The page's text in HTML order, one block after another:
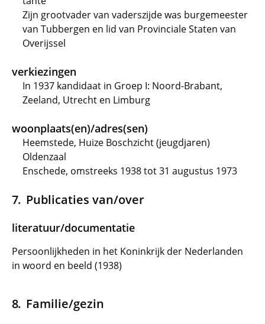
Zijn grootvader van vaderszijde was burgemeester
van Tubbergen en lid van Provinciale Staten van
Overijssel
verkiezingen
In 1937 kandidaat in Groep I: Noord-Brabant,
Zeeland, Utrecht en Limburg
woonplaats(en)/adres(sen)
Heemstede, Huize Boschzicht (jeugdjaren)
Oldenzaal
Enschede, omstreeks 1938 tot 31 augustus 1973
Publicaties van/over
literatuur/documentatie
Persoonlijkheden in het Koninkrijk der Nederlanden
in woord en beeld (1938)
Familie/gezin